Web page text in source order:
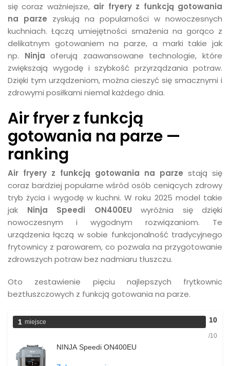
się coraz ważniejsze, air fryery z funkcją gotowania
na parze zyskują na popularności w nowoczesnych
kuchniach. Łączą umiejętności smażenia na gorąco z
delikatnym gotowaniem na parze, a marki takie jak
np. Ninjaoferują zaawansowane technologie, które
zwiększają wygodę i szybkość przyrządzania potraw.
Dzięki tym urządzeniom, można cieszyć się smacznymi i
zdrowymi posiłkami niemal każdego dnia.
Air fryer z funkcją
gotowania na parze —
ranking
Air fryery z funkcją gotowania na parze stają się
coraz bardziej popularne wśród osób ceniących zdrowy
tryb życia i wygodę w kuchni. W roku 2025 model takie
jak Ninja Speedi ON400EU wyróżnia się dzięki
nowoczesnym i wygodnym rozwiązaniom. Te
urządzenia łączą w sobie funkcjonalność tradycyjnego
frytownicy z parowarem, co pozwala na przygotowanie
zdrowszych potraw bez nadmiaru tłuszczu.
Oto zestawienie pięciu najlepszych frytkownic
beztłuszczowych z funkcją gotowania na parze.
1 miejsce
NINJA Speedi ON400EU
10
/10